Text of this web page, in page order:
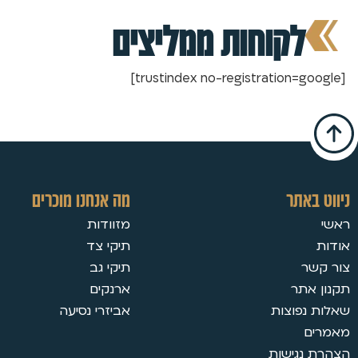
לקוחות ממליצים
[trustindex no-registration=google]
ניווט באתר
ראשי
אודות
צור קשר
תקנון אתר
שאלות נפוצות
מאמרים
הצהרת נגישות
מה אנחנו מוכרים
מזוודות
תיקי צד
תיקי גב
ארנקים
אביזרי נסיעה